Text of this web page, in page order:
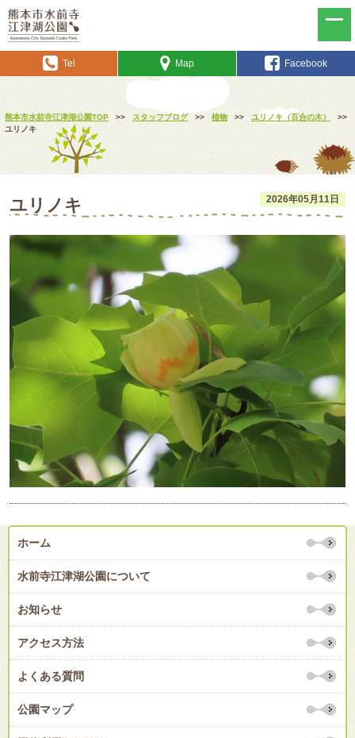
Tel Map Facebook
熊本市水前寺江津湖公園TOP >> スタッフブログ >> 植物 >> ユリノキ（百合の木）
>>
ユリノキ
2026年05月11日
ユリノキ
ホーム
水前寺江津湖公園について
お知らせ
アクセス方法
よくある質問
公園マップ